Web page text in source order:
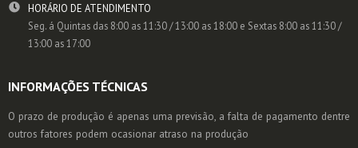
HORÁRIO DE ATENDIMENTO
Seg. á Quintas das 8:00 as 11:30 / 13:00 as 18:00 e Sextas 8:00 as 11:30 /
13:00 as 17:00
INFORMAÇÕES TÉCNICAS
O prazo de produção é apenas uma previsão, a falta de pagamento dentre
outros fatores podem ocasionar atraso na produção